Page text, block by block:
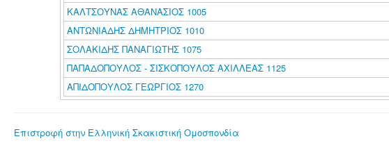
ΚΑΛΤΣΟΥΝΑΣ ΑΘΑΝΑΣΙΟΣ 1005
ΑΝΤΩΝΙΑΔΗΣ ΔΗΜΗΤΡΙΟΣ 1010
ΣΟΛΑΚΙΔΗΣ ΠΑΝΑΓΙΩΤΗΣ 1075
ΠΑΠΑΔΟΠΟΥΛΟΣ - ΣΙΣΚΟΠΟΥΛΟΣ ΑΧΙΛΛΕΑΣ 1125
ΑΠΙΔΟΠΟΥΛΟΣ ΓΕΩΡΓΙΟΣ 1270
Επιστροφή στην Ελληνική Σκακιστική Ομοσπονδία